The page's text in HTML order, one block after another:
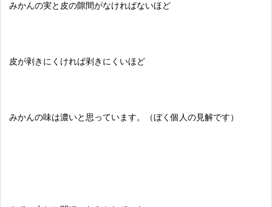
みかんの実と皮の隙間がなければないほど
皮が剥きにくければ剥きにくいほど
みかんの味は濃いと思っています。（ぼく個人の見解です）